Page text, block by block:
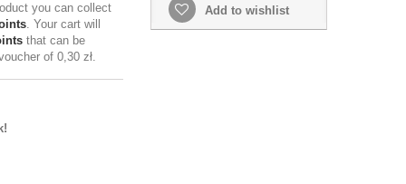
you can collect
. Your cart will
that can be
of 0,30 zł.
Add to wishlist